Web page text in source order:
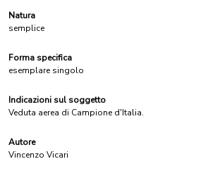
Natura
semplice
Forma specifica
esemplare singolo
Indicazioni sul soggetto
Veduta aerea di Campione d'Italia.
Autore
Vincenzo Vicari